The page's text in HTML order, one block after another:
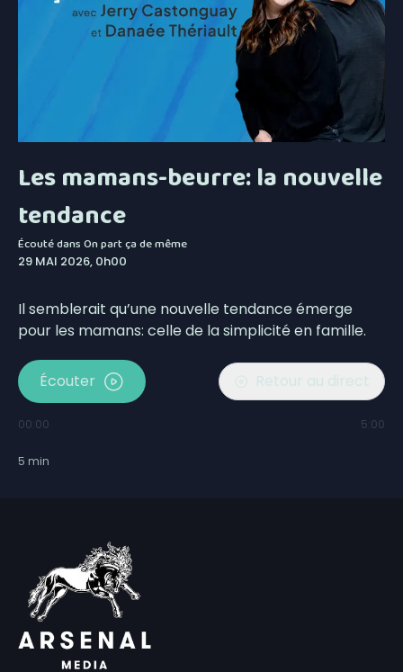
Les mamans-beurre: la nouvelle
tendance
Écouté dansOn part ça de même
29 MAI 2026, 0h00
Il semblerait qu’une nouvelle tendance émerge
pour les mamans: celle de la simplicité en famille.
Écouter Retour au direct
00:00 5:00
5 min